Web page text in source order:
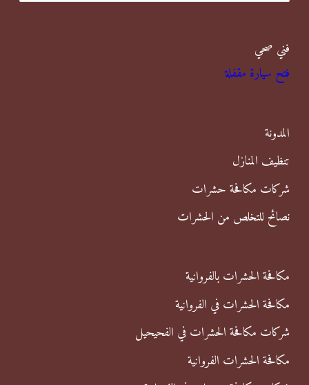
ح
ث
ن
فني صحي
فتح سيارة مقفلة
المدونة
تنظيف المنازل
شركات مكافحة حشرات
نصائح للتخلص من الحشرات
مكافحة الحشرات بالفروانية
مكافحة الحشرات في الفروانية
شركات مكافحة الحشرات في الفحيحيل
مكافحة الحشرات الفروانية